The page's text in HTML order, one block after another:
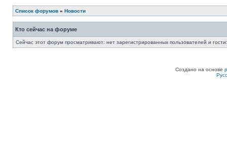
Список форумов » Новости
Кто сейчас на форуме
Сейчас этот форум просматривают: нет зарегистрированных пользователей и
Создано на основе